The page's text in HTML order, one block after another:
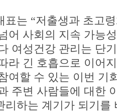
표는 “저출생과 초고
어 사회의 지속 가능
여성건강 관리는 단
라 긴 호흡으로 이어
여할 수 있는 이번 기
주변 사람들에 대한
리하는 계기가 되기를